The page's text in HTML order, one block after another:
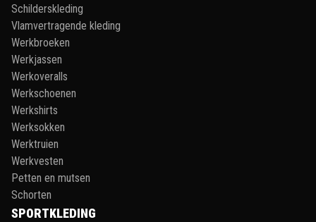
Schilderskleding
Vlamvertragende kleding
Werkbroeken
Werkjassen
Werkoveralls
Werkschoenen
Werkshirts
Werksokken
Werktruien
Werkvesten
Petten en mutsen
Schorten
SPORTKLEDING